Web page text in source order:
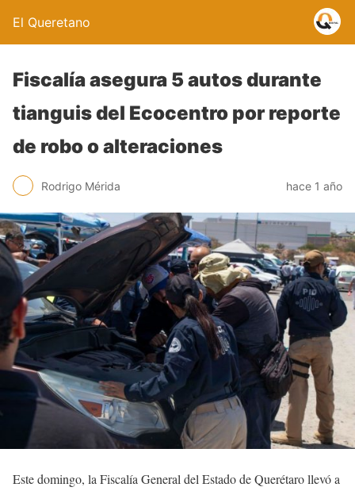
El Queretano
Fiscalía asegura 5 autos durante
tianguis del Ecocentro por reporte
de robo o alteraciones
Rodrigo Mérida hace 1 año
Este domingo, la Fiscalía General del Estado de Querétaro llevó a